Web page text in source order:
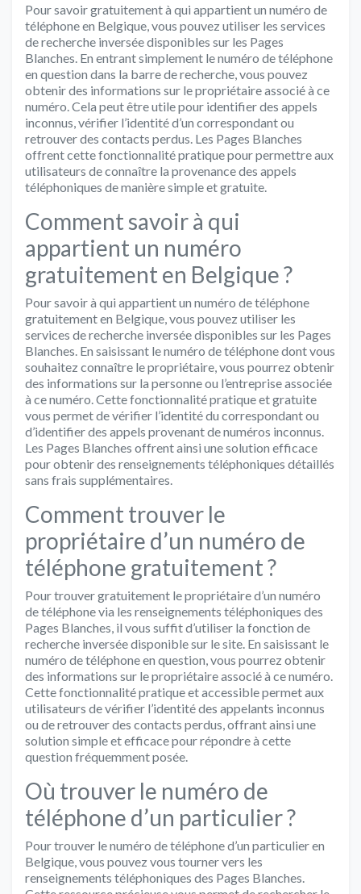
Pour savoir gratuitement à qui appartient un numéro de
téléphone en Belgique, vous pouvez utiliser les services
de recherche inversée disponibles sur les Pages
Blanches. En entrant simplement le numéro de téléphone
en question dans la barre de recherche, vous pouvez
obtenir des informations sur le propriétaire associé à ce
numéro. Cela peut être utile pour identifier des appels
inconnus, vérifier l’identité d’un correspondant ou
retrouver des contacts perdus. Les Pages Blanches
offrent cette fonctionnalité pratique pour permettre aux
utilisateurs de connaître la provenance des appels
téléphoniques de manière simple et gratuite.
Comment savoir à qui
appartient un numéro
gratuitement en Belgique ?
Pour savoir à qui appartient un numéro de téléphone
gratuitement en Belgique, vous pouvez utiliser les
services de recherche inversée disponibles sur les Pages
Blanches. En saisissant le numéro de téléphone dont vous
souhaitez connaître le propriétaire, vous pourrez obtenir
des informations sur la personne ou l’entreprise associée
à ce numéro. Cette fonctionnalité pratique et gratuite
vous permet de vérifier l’identité du correspondant ou
d’identifier des appels provenant de numéros inconnus.
Les Pages Blanches offrent ainsi une solution efficace
pour obtenir des renseignements téléphoniques détaillés
sans frais supplémentaires.
Comment trouver le
propriétaire d’un numéro de
téléphone gratuitement ?
Pour trouver gratuitement le propriétaire d’un numéro
de téléphone via les renseignements téléphoniques des
Pages Blanches, il vous suffit d’utiliser la fonction de
recherche inversée disponible sur le site. En saisissant le
numéro de téléphone en question, vous pourrez obtenir
des informations sur le propriétaire associé à ce numéro.
Cette fonctionnalité pratique et accessible permet aux
utilisateurs de vérifier l’identité des appelants inconnus
ou de retrouver des contacts perdus, offrant ainsi une
solution simple et efficace pour répondre à cette
question fréquemment posée.
Où trouver le numéro de
téléphone d’un particulier ?
Pour trouver le numéro de téléphone d’un particulier en
Belgique, vous pouvez vous tourner vers les
renseignements téléphoniques des Pages Blanches.